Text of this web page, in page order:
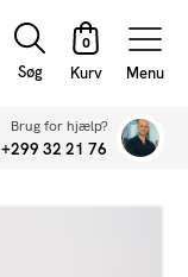
Søg Menu
Brug for hjælp?
+299 32 21 76